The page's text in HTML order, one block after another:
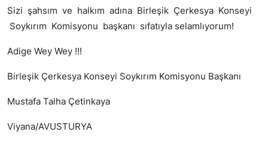
Sizi şahsım ve halkım adına Birleşik Çerkesya Konseyi
Soykırım Komisyonu başkanı sıfatıyla selamlıyorum!
Adige Wey Wey !!!
Birleşik Çerkesya Konseyi Soykırım Komisyonu Başkanı
Mustafa Talha Çetinkaya
Viyana/AVUSTURYA